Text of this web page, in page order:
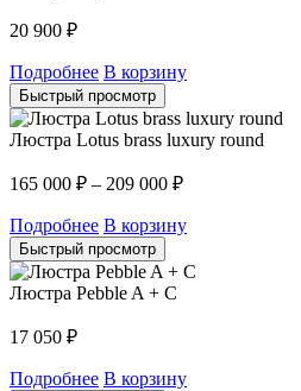
20 900 ₽
Подробнее В корзину
Быстрый просмотр
Люстра Lotus brass luxury round
165 000 ₽ – 209 000 ₽
Подробнее В корзину
Быстрый просмотр
Люстра Pebble A + C
17 050 ₽
Подробнее В корзину